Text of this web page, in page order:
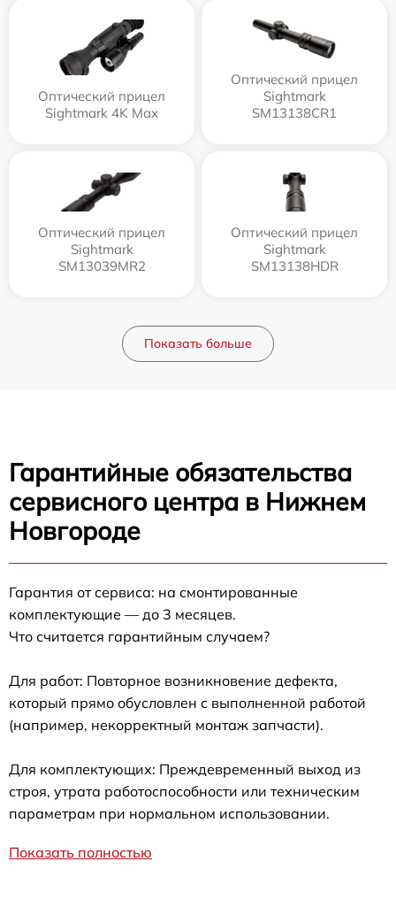
Оптический прицел
Sightmark 4K Max
Оптический прицел
Sightmark
SM13138CR1
Оптический прицел
Sightmark
SM13039MR2
Оптический прицел
Sightmark
SM13138HDR
Показать больше
Гарантийные обязательства
сервисного центра в Нижнем
Новгороде
Гарантия от сервиса: на смонтированные
комплектующие — до 3 месяцев.
Что считается гарантийным случаем?
Для работ: Повторное возникновение дефекта,
который прямо обусловлен с выполненной работой
(например, некорректный монтаж запчасти).
Для комплектующих: Преждевременный выход из
строя, утрата работоспособности или техническим
параметрам при нормальном использовании.
Показать полностью